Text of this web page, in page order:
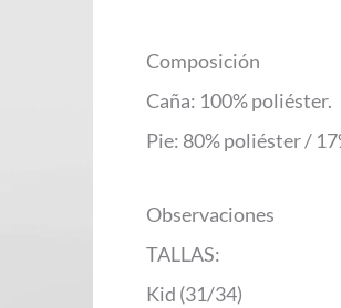
Composición
Caña: 100% poliéster.
Pie: 80% poliéster /
Observaciones
TALLAS:
Kid (31/34)